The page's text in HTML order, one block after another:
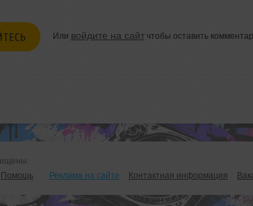
Или войдите на сайтчтобы оставить
Помощь Реклама на сайте Контактная информация